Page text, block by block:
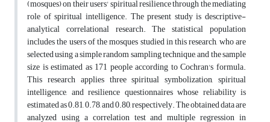
(mosques) on their users' spiritual resilience through the mediating
role of spiritual intelligence. The present study is descriptive-
analytical correlational research. The statistical population
includes the users of the mosques studied in this research, who are
selected using a simple random sampling technique, and the sample
size is estimated as 171 people according to Cochran's formula.
This research applies three spiritual symbolization, spiritual
intelligence, and resilience questionnaires whose reliability is
estimated as 0.81, 0.78, and 0.80, respectively. The obtained data are
analyzed using a correlation test and multiple regression in